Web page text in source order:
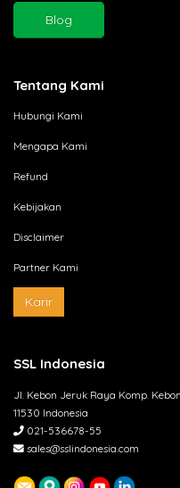
Blog
Tentang Kami
Hubungi Kami
Mengapa Kami
Refund
Kebijakan
Disclaimer
Partner Kami
Karir
SSL Indonesia
Jl. Kebon Jeruk Raya Komp.
11530 Indonesia
021-536678-55
sales@sslindonesia.com